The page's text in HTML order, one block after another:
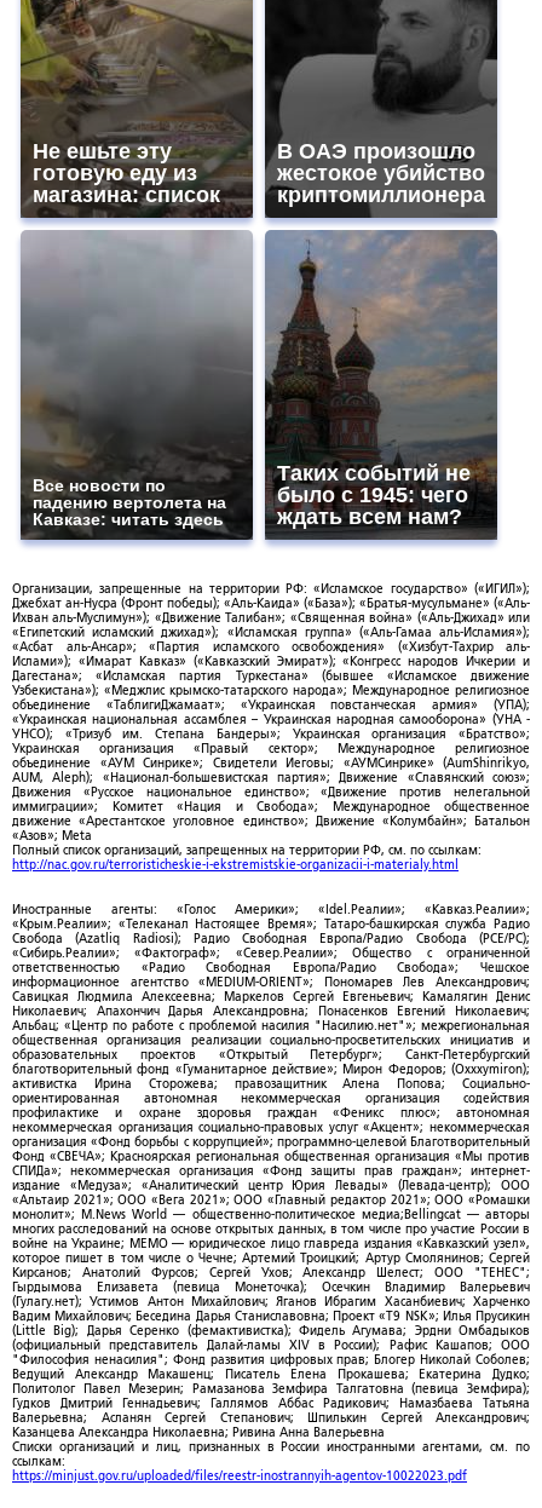
Не ешьте эту
готовую еду из
магазина: список
В ОАЭ произошло
жестокое убийство
криптомиллионера
Все новости по
падению вертолета на
Кавказе: читать здесь
Таких событий не
было с 1945: чего
ждать всем нам?
Организации, запрещенные на территории РФ: «Исламское государство» («ИГИЛ»);
Джебхат ан-Нусра (Фронт победы); «Аль-Каида» («База»); «Братья-мусульмане» («Аль-
Ихван аль-Муслимун»); «Движение Талибан»; «Священная война» («Аль-Джихад» или
«Египетский исламский джихад»); «Исламская группа» («Аль-Гамаа аль-Исламия»);
«Асбат аль-Ансар»; «Партия исламского освобождения» («Хизбут-Тахрир аль-
Ислами»); «Имарат Кавказ» («Кавказский Эмират»); «Конгресс народов Ичкерии и
Дагестана»; «Исламская партия Туркестана» (бывшее «Исламское движение
Узбекистана»); «Меджлис крымско-татарского народа»; Международное религиозное
объединение «ТаблигиДжамаат»; «Украинская повстанческая армия» (УПА);
«Украинская национальная ассамблея – Украинская народная самооборона» (УНА -
УНСО); «Тризуб им. Степана Бандеры»; Украинская организация «Братство»;
Украинская организация «Правый сектор»; Международное религиозное
объединение «АУМ Синрике»; Свидетели Иеговы; «АУМСинрике» (AumShinrikyo,
AUM, Aleph); «Национал-большевистская партия»; Движение «Славянский союз»;
Движения «Русское национальное единство»; «Движение против нелегальной
иммиграции»; Комитет «Нация и Свобода»; Международное общественное
движение «Арестантское уголовное единство»; Движение «Колумбайн»; Батальон
«Азов»; Meta
Полный список организаций, запрещенных на территории РФ, см. по ссылкам:
http://nac.gov.ru/terroristicheskie-i-ekstremistskie-organizacii-i-materialy.html
Иностранные агенты: «Голос Америки»; «Idel.Реалии»; «Кавказ.Реалии»;
«Крым.Реалии»; «Телеканал Настоящее Время»; Татаро-башкирская служба Радио
Свобода (Azatliq Radiosi); Радио Свободная Европа/Радио Свобода (PCE/PC);
«Сибирь.Реалии»; «Фактограф»; «Север.Реалии»; Общество с ограниченной
ответственностью «Радио Свободная Европа/Радио Свобода»; Чешское
информационное агентство «MEDIUM-ORIENT»; Пономарев Лев Александрович;
Савицкая Людмила Алексеевна; Маркелов Сергей Евгеньевич; Камалягин Денис
Николаевич; Апахончич Дарья Александровна; Понасенков Евгений Николаевич;
Альбац; «Центр по работе с проблемой насилия "Насилию.нет"»; межрегиональная
общественная организация реализации социально-просветительских инициатив и
образовательных проектов «Открытый Петербург»; Санкт-Петербургский
благотворительный фонд «Гуманитарное действие»; Мирон Федоров; (Oxxxymiron);
активистка Ирина Сторожева; правозащитник Алена Попова; Социально-
ориентированная автономная некоммерческая организация содействия
профилактике и охране здоровья граждан «Феникс плюс»; автономная
некоммерческая организация социально-правовых услуг «Акцент»; некоммерческая
организация «Фонд борьбы с коррупцией»; программно-целевой Благотворительный
Фонд «СВЕЧА»; Красноярская региональная общественная организация «Мы против
СПИДа»; некоммерческая организация «Фонд защиты прав граждан»; интернет-
издание «Медуза»; «Аналитический центр Юрия Левады» (Левада-центр); ООО
«Альтаир 2021»; ООО «Вега 2021»; ООО «Главный редактор 2021»; ООО «Ромашки
монолит»; M.News World — общественно-политическое медиа;Bellingcat — авторы
многих расследований на основе открытых данных, в том числе про участие России в
войне на Украине; МЕМО — юридическое лицо главреда издания «Кавказский узел»,
которое пишет в том числе о Чечне; Артемий Троицкий; Артур Смолянинов; Сергей
Кирсанов; Анатолий Фурсов; Сергей Ухов; Александр Шелест; ООО "ТЕНЕС";
Гырдымова Елизавета (певица Монеточка); Осечкин Владимир Валерьевич
(Гулагу.нет); Устимов Антон Михайлович; Яганов Ибрагим Хасанбиевич; Харченко
Вадим Михайлович; Беседина Дарья Станиславовна; Проект «T9 NSK»; Илья Прусикин
(Little Big); Дарья Серенко (фемактивистка); Фидель Агумава; Эрдни Омбадыков
(официальный представитель Далай-ламы XIV в России); Рафис Кашапов; ООО
"Философия ненасилия"; Фонд развития цифровых прав; Блогер Николай Соболев;
Ведущий Александр Макашенц; Писатель Елена Прокашева; Екатерина Дудко;
Политолог Павел Мезерин; Рамазанова Земфира Талгатовна (певица Земфира);
Гудков Дмитрий Геннадьевич; Галлямов Аббас Радикович; Намазбаева Татьяна
Валерьевна; Асланян Сергей Степанович; Шпилькин Сергей Александрович;
Казанцева Александра Николаевна; Ривина Анна Валерьевна
Списки организаций и лиц, признанных в России иностранными агентами, см. по
ссылкам:
https://minjust.gov.ru/uploaded/files/reestr-inostrannyih-agentov-10022023.pdf